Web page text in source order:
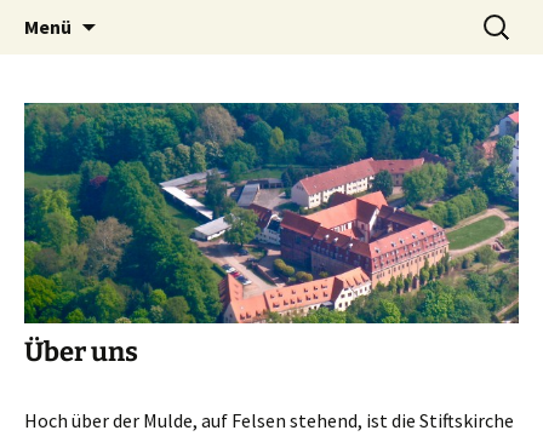
Gemeinsam für Wechselburg
Verein der Freunde des Benediktinerklosters
Wechselburg e. V.
Menü
Suchen
nach:
Über uns
Hoch über der Mulde, auf Felsen stehend, ist die Stiftskirche